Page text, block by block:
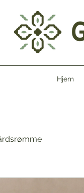
Hjem